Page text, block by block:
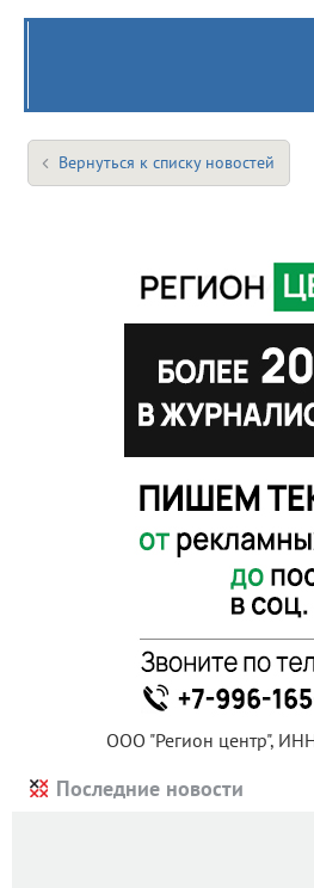
Вернуться к списку новостей
ООО "Регион центр",
Последние новости